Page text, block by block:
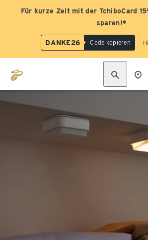
Für kurze Zeit mit der TchiboCard
sparen!*
DANKE26 Code kopieren